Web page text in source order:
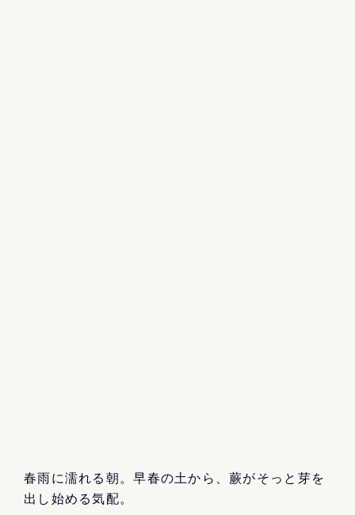
春雨に濡れる朝。早春の土から、蕨がそっと芽を
出し始める気配。